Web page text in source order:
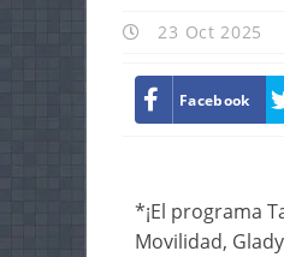
23 Oct 2025
Facebook
*¡El programa
Movilidad,